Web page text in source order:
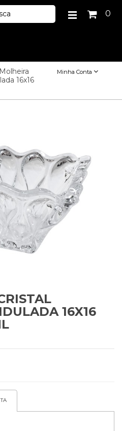
0
Molheira
16x16
Minha Conta
16X16